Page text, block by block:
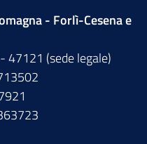
- Forlì-Cesena e
47121 (sede legale)